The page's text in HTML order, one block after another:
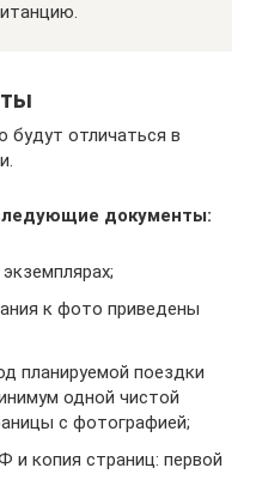
отличаться в
документы:
к фото приведены
планируемой поездки
одной чистой
с фотографией;
и копия страниц: первой